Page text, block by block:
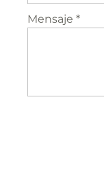
Mensaje *